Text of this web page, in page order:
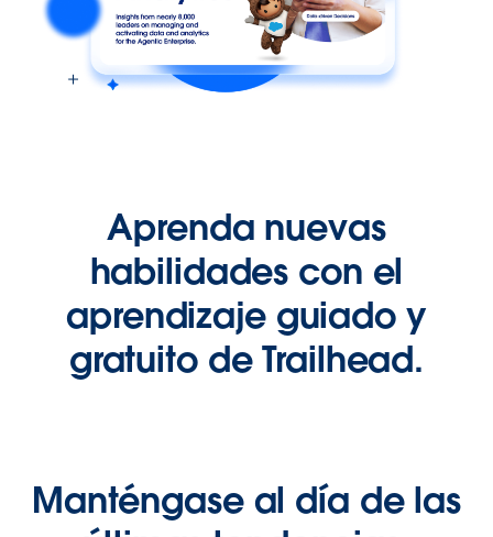
Aprenda nuevas
habilidades con el
aprendizaje guiado y
gratuito de Trailhead.
Manténgase al día de las